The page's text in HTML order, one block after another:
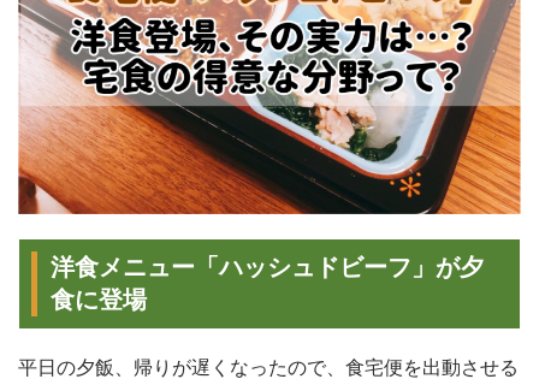
洋食メニュー「ハッシュドビーフ」が夕
食に登場
平日の夕飯、帰りが遅くなったので、食宅便を出動させる